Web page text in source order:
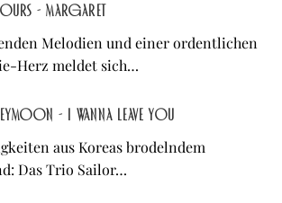
- Margaret
Melodien und einer ordentlichen
Herz meldet sich…
- I Wanna Leave You
aus Koreas brodelndem
Das Trio Sailor…